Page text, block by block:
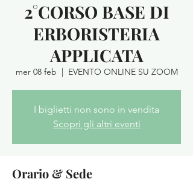
2°CORSO BASE DI
ERBORISTERIA
APPLICATA
mer 08 feb
  |
EVENTO ONLINE SU ZOOM
I biglietti non sono in vendita
Scopri gli altri eventi
Orario & Sede